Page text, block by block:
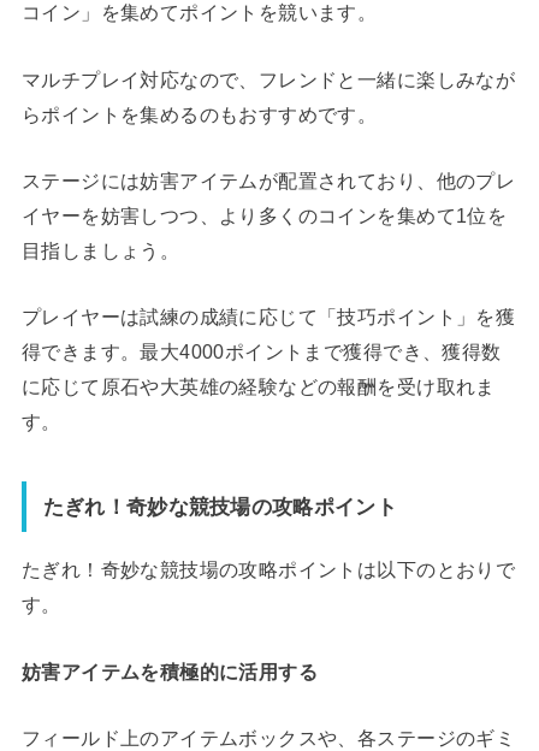
コイン」を集めてポイントを競います。
マルチプレイ対応なので、フレンドと一緒に楽しみなが
らポイントを集めるのもおすすめです。
ステージには妨害アイテムが配置されており、他のプレ
イヤーを妨害しつつ、より多くのコインを集めて1位を
目指しましょう。
プレイヤーは試練の成績に応じて「技巧ポイント」を獲
得できます。最大4000ポイントまで獲得でき、獲得数
に応じて原石や大英雄の経験などの報酬を受け取れま
す。
たぎれ！奇妙な競技場の攻略ポイント
たぎれ！奇妙な競技場の攻略ポイントは以下のとおりで
す。
妨害アイテムを積極的に活用する
フィールド上のアイテムボックスや、各ステージのギミ